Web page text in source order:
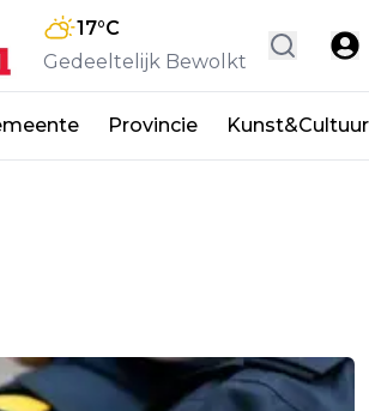
17°C
Gedeeltelijk Bewolkt
Provincie Kunst&Cultuur